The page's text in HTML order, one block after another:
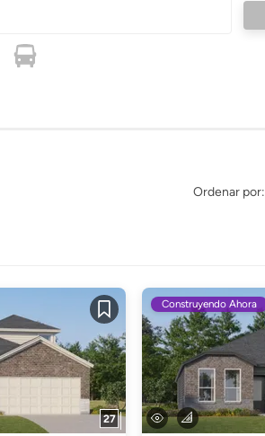
Ordenar por:
Guardar
27
Construyendo Ahora